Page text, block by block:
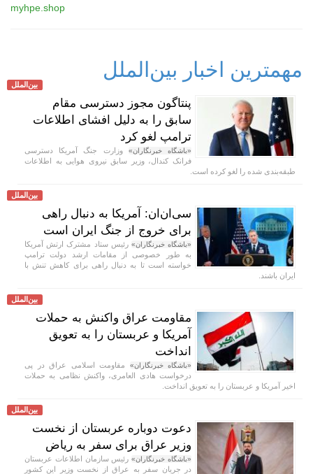
myhpe.shop
مهمترین اخبار بین‌الملل
بین‌الملل
پنتاگون مجوز دسترسی مقام
سابق را به دلیل افشای اطلاعات
ترامپ لغو کرد
«باشگاه خبرنگاران» وزارت جنگ آمریکا دسترسی
فرانک کندال، وزیر سابق نیروی هوایی به اطلاعات
طبقه‌بندی شده را لغو کرده است.
بین‌الملل
سی‌ان‌ان: آمریکا به دنبال راهی
برای خروج از جنگ ایران است
«باشگاه خبرنگاران» رئیس ستاد مشترک ارتش آمریکا
به طور خصوصی از مقامات ارشد دولت ترامپ
خواسته است تا به دنبال راهی برای کاهش تنش با
ایران باشند.
بین‌الملل
مقاومت عراق واکنش به حملات
آمریکا و عربستان را به تعویق
انداخت
«باشگاه خبرنگاران» مقاومت اسلامی عراق در پی
درخواست هادی العامری، واکنش نظامی به حملات
اخیر آمریکا و عربستان را به تعویق انداخت.
بین‌الملل
دعوت دوباره عربستان از نخست
وزیر عراق برای سفر به ریاض
«باشگاه خبرنگاران»رئیس سازمان اطلاعات عربستان
در جریان سفر به عراق از نخست وزیر این کشور